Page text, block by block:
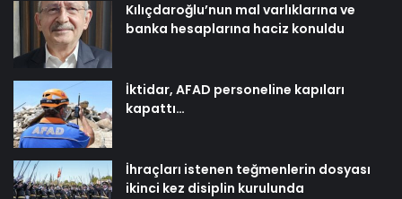
Kılıçdaroğlu’nun mal varlıklarına ve
banka hesaplarına haciz konuldu
İktidar, AFAD personeline kapıları
kapattı…
İhraçları istenen teğmenlerin dosyası
ikinci kez disiplin kurulunda